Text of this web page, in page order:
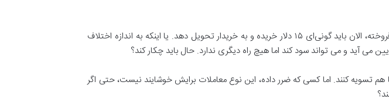
تصور کنید یک تاجری که هزار گونی گندم را برای تحویل ۹ ماه بعد، به ازای هر گونی ۱۲ دلار فروخته، الان باید گونی‌ای ۱۵ دلار خریده و به خریدار تحویل دهد. یا اینکه به اندازه اختلاف
می آید و می تواند سود کند اما هیچ راه دیگری ندارد. حال باید چکار کند؟
تسویه کنند. اما کسی که ضرر داده، این نوع معاملات برایش خوشایند نیست، حتی اگر